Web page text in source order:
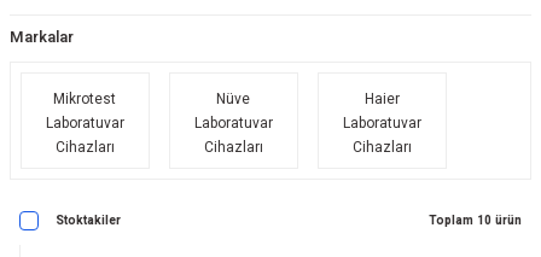
Markalar
Mikrotest
Laboratuvar
Cihazları
Nüve
Laboratuvar
Cihazları
Haier
Laboratuvar
Cihazları
Stoktakiler Toplam 10 ürün